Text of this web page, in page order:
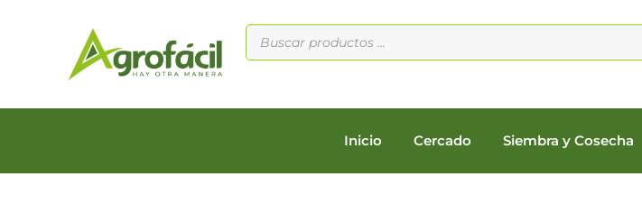
Inicio Cercado Siembra y Cosecha